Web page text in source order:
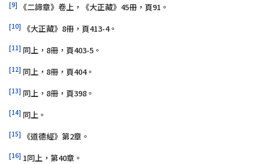
[9] 《二諦章》卷上，《大正藏》45冊，頁91。
[10] 《大正藏》8冊，頁413-4。
[11] 同上，8冊，頁403-5。
[12] 同上，8冊，頁404。
[13] 同上，8冊，頁398。
[14] 同上。
[15] 《道德經》第2章。
[16] 1同上，第40章。